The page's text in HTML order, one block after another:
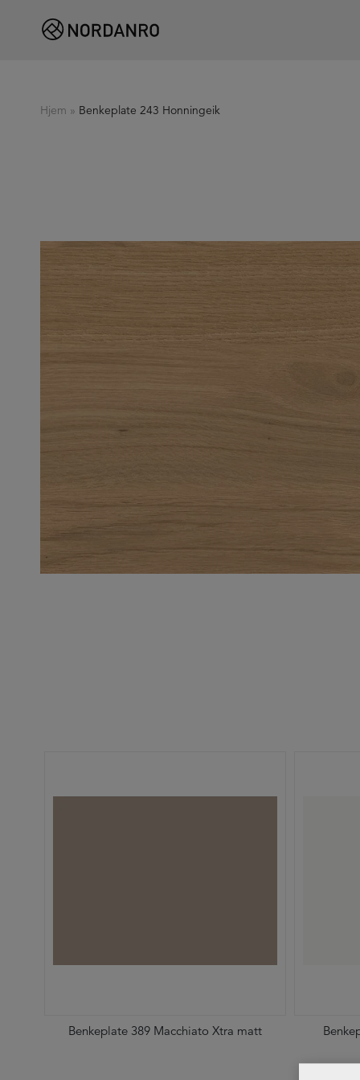
Hjem » Benkeplate 243 Honningeik
Benkeplate 389 Macchiato Xtra matt